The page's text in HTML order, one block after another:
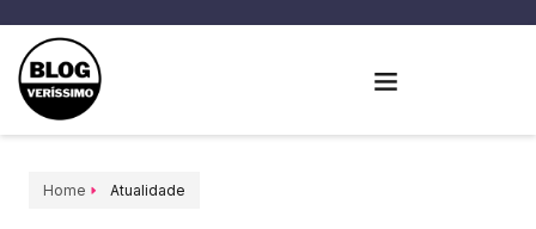
Home Atualidade